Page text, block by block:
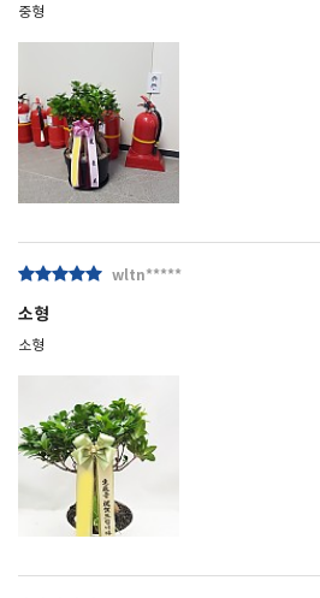
중형
wltn*****
소형
소형